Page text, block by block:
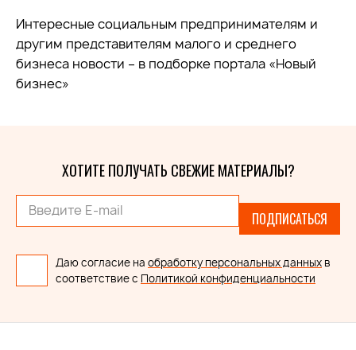
Интересные социальным предпринимателям и
другим представителям малого и среднего
бизнеса новости – в подборке портала «Новый
бизнес»
ХОТИТЕ ПОЛУЧАТЬ СВЕЖИЕ МАТЕРИАЛЫ?
ПОДПИСАТЬСЯ
Даю согласие на обработку персональных данных в
соответствие с Политикой конфиденциальности